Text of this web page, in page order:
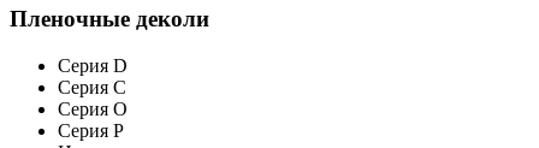
Пленочные деколи
Серия D
Серия С
Серия О
Серия Р